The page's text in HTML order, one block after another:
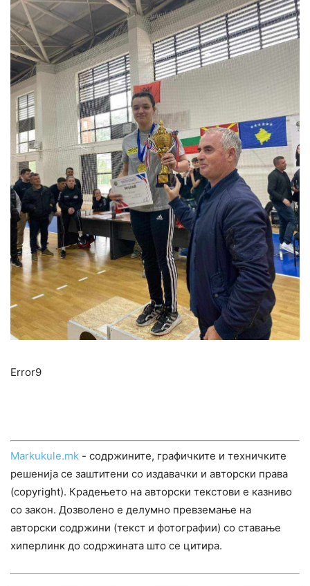
Error9
Markukule.mk - содржините, графичките и техничките
решенија се заштитени со издавачки и авторски права
(copyright). Крадењето на авторски текстови е казниво
со закон. Дозволено е делумно превземање на
авторски содржини (текст и фотографии) со ставање
хиперлинк до содржината што се цитира.